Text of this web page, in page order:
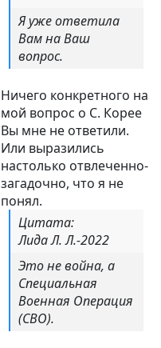
Я уже ответила
Вам на Ваш
вопрос.
Ничего конкретного на
мой вопрос о С. Корее
Вы мне не ответили.
Или выразились
настолько отвлеченно-
загадочно, что я не
понял.
Цитата:
Лида Л. Л.-2022
Это не война, а
Специальная
Военная Операция
(СВО).